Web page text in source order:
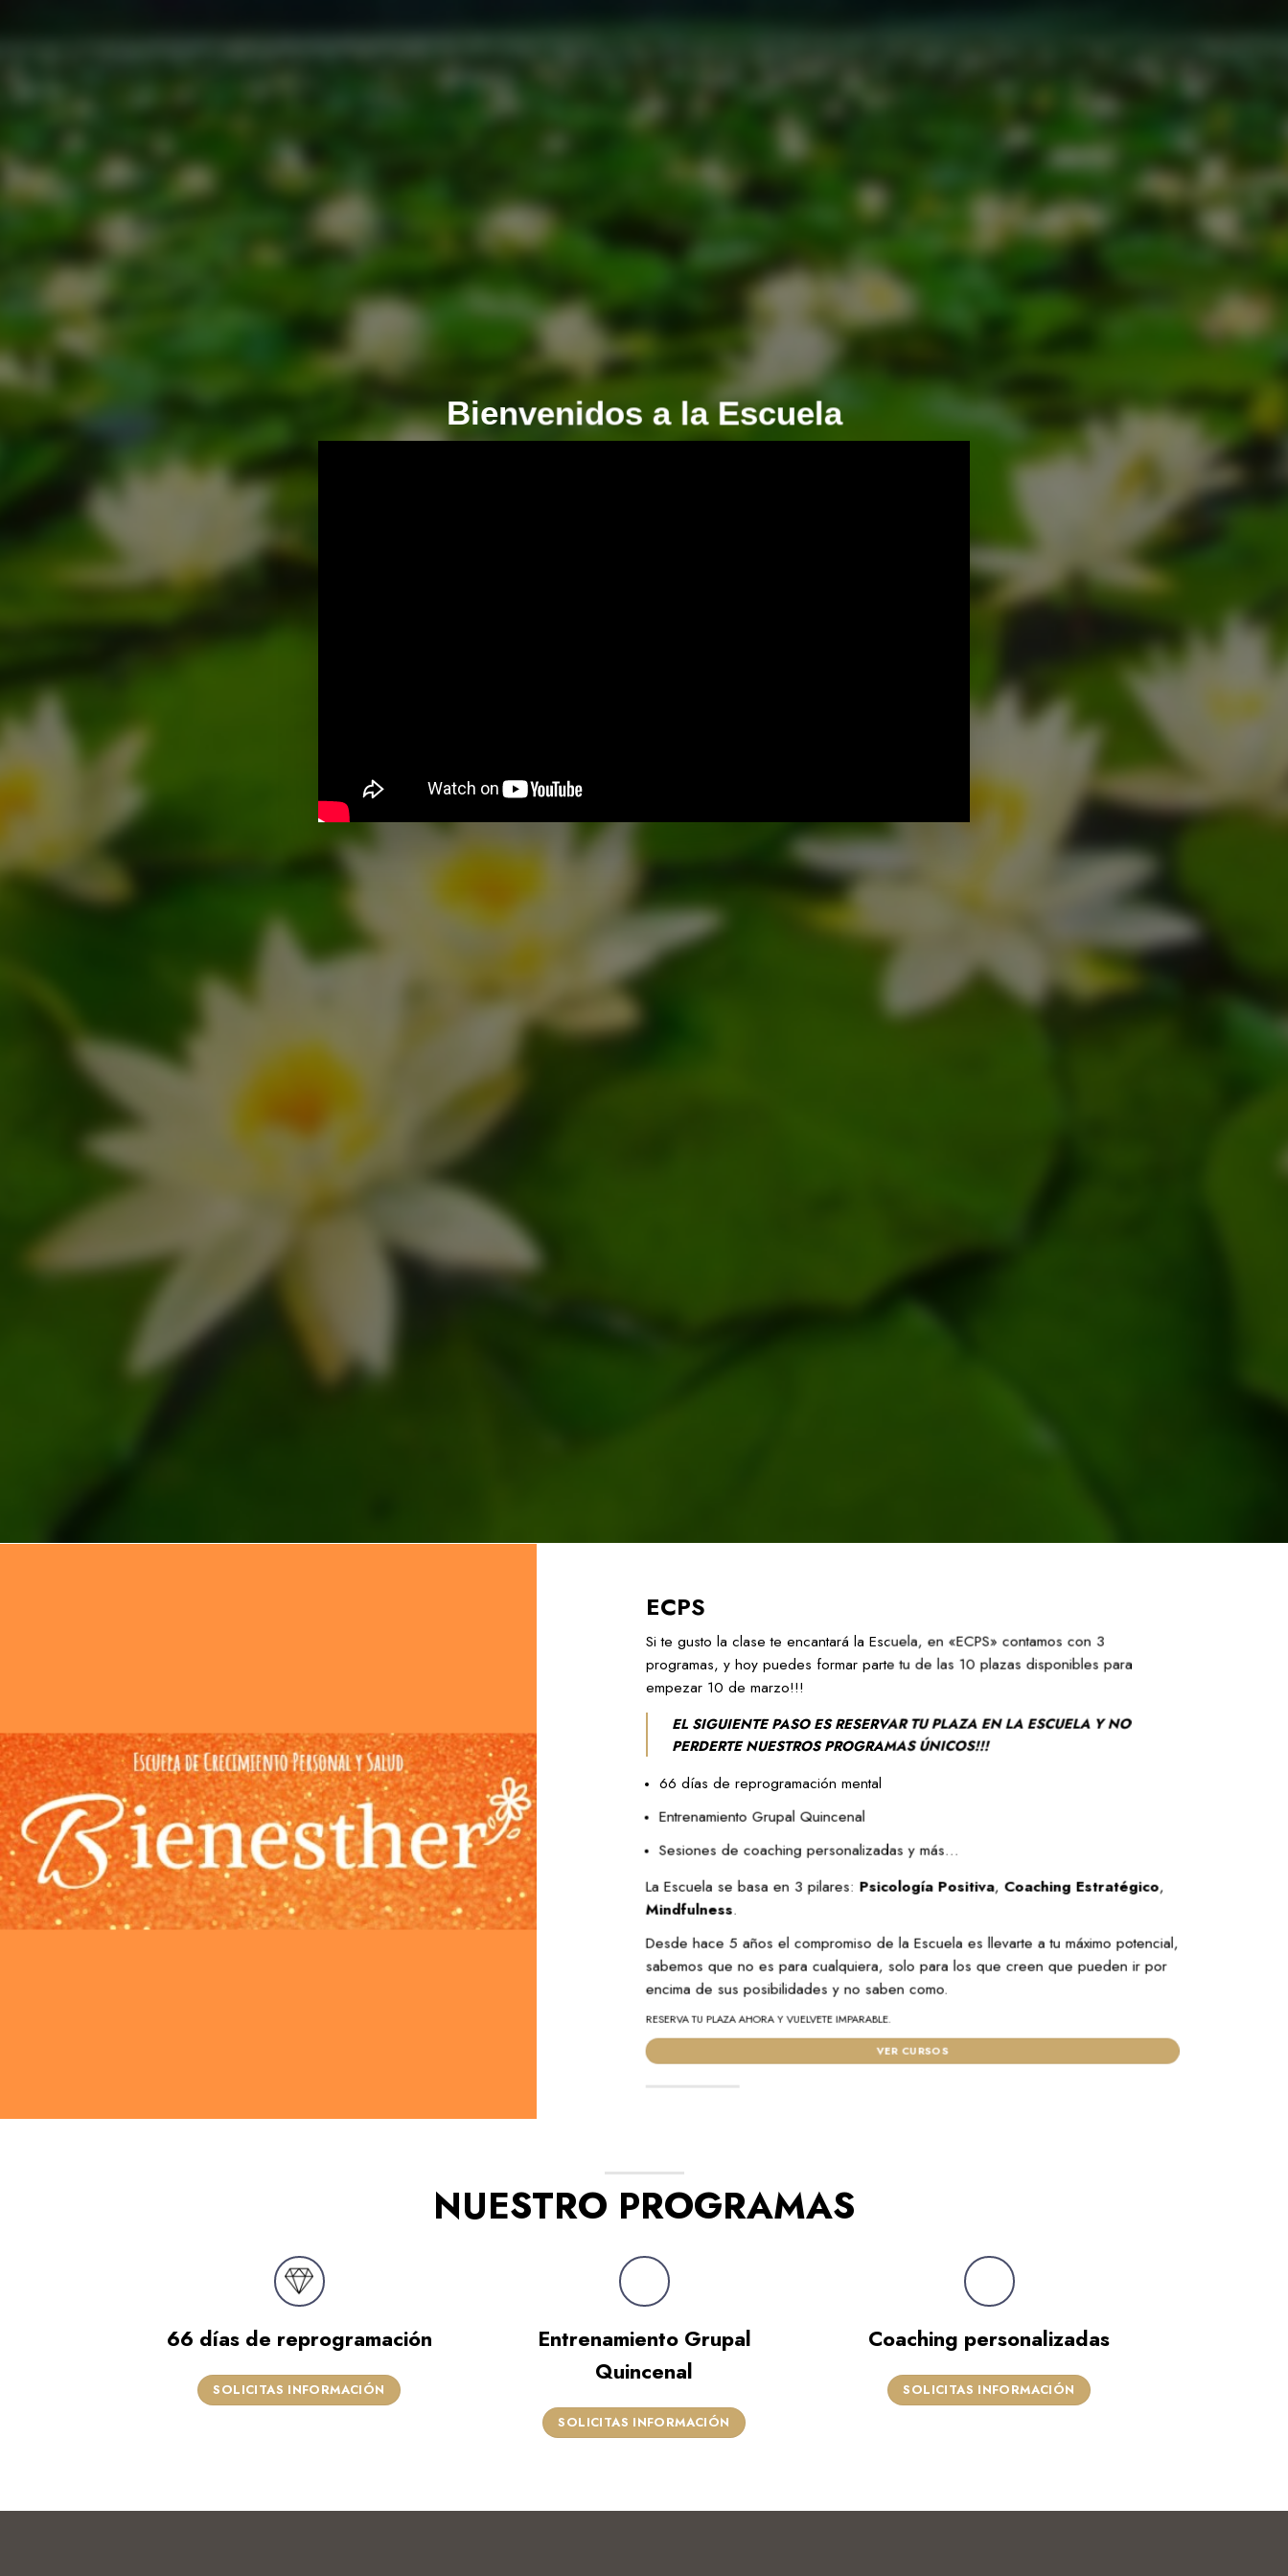
Bienvenidos a la Escuela
ECPS
Si te gusto la clase te encantará la Escuela, en «ECPS» contamos con 3
programas, y hoy puedes formar parte tu de las 10 plazas disponibles para
empezar 10 de marzo!!!
EL SIGUIENTE PASO ES RESERVAR TU PLAZA EN LA ESCUELA Y NO
PERDERTE NUESTROS PROGRAMAS ÚNICOS!!!
66 días de reprogramación mental
Entrenamiento Grupal Quincenal
Sesiones de coaching personalizadas y más…
La Escuela se basa en 3 pilares: Psicología Positiva, Coaching Estratégico,
Mindfulness.
Desde hace 5 años el compromiso de la Escuela es llevarte a tu máximo potencial,
sabemos que no es para cualquiera, solo para los que creen que pueden ir por
encima de sus posibilidades y no saben como.
RESERVA TU PLAZA AHORA Y VUELVETE IMPARABLE.
VER CURSOS
NUESTRO PROGRAMAS
66 días de reprogramación
SOLICITAS INFORMACIÓN
Entrenamiento Grupal
Quincenal
SOLICITAS INFORMACIÓN
Coaching personalizadas
SOLICITAS INFORMACIÓN